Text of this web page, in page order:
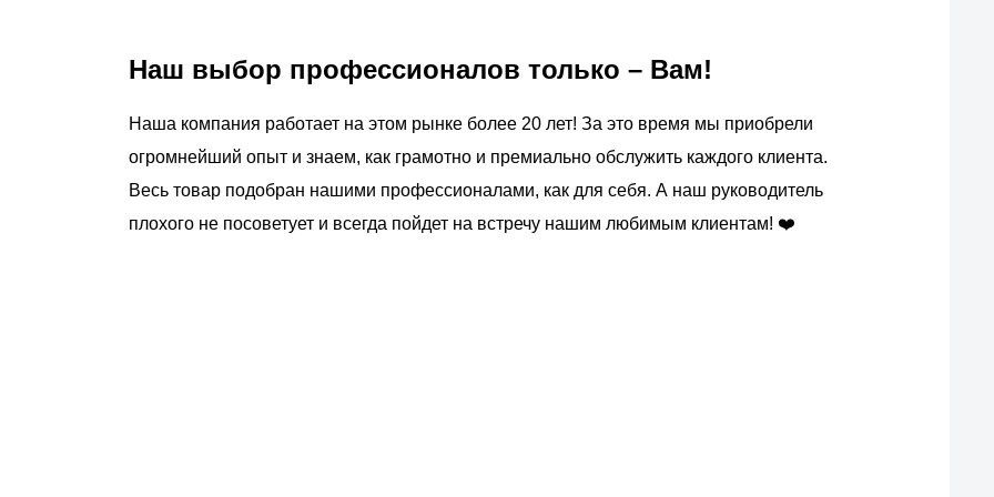
Наш выбор профессионалов только – Вам!
Наша компания работает на этом рынке более 20 лет! За это время мы приобрели
огромнейший опыт и знаем, как грамотно и премиально обслужить каждого клиента.
Весь товар подобран нашими профессионалами, как для себя. А наш руководитель
плохого не посоветует и всегда пойдет на встречу нашим любимым клиентам! ❤️